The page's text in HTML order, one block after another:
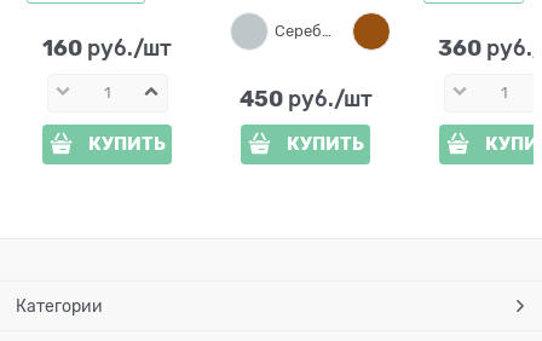
160 руб./шт
КУПИТЬ
Серебро
450 руб./шт
КУПИТЬ
360
Категории